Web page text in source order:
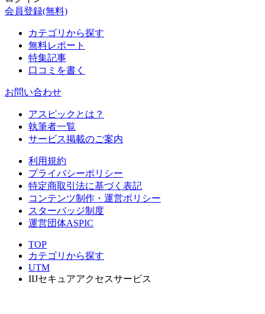
会員登録(無料)
カテゴリから探す
無料レポート
特集記事
口コミを書く
お問い合わせ
アスピックとは？
執筆者一覧
サービス掲載のご案内
利用規約
プライバシーポリシー
特定商取引法に基づく表記
コンテンツ制作・運営ポリシー
スターバッジ制度
運営団体ASPIC
TOP
カテゴリから探す
UTM
IIJセキュアアクセスサービス